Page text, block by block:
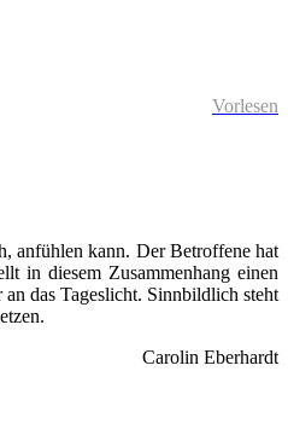
Vorlesen
anfühlen kann. Der Betroffene hat
in diesem Zusammenhang einen
das Tageslicht. Sinnbildlich steht
Carolin Eberhardt